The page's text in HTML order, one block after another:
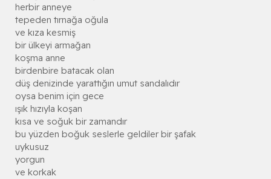
herbir anneye
tepeden tırnağa oğula
ve kıza kesmiş
bir ülkeyi armağan
koşma anne
birdenbire batacak olan
düş denizinde yarattığın umut sandalıdır
oysa benim için gece
ışık hızıyla koşan
kısa ve soğuk bir zamandır
bu yüzden boğuk seslerle geldiler bir şafak
uykusuz
yorgun
ve korkak